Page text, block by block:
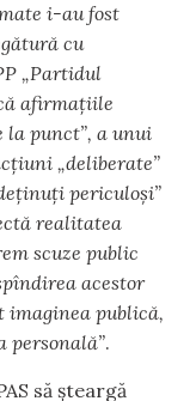
i-au fost
cu
„Partidul
afirmaţiile
la punct”, a unui
„deliberate”
periculoşi”
realitatea
scuze public
acestor
imaginea publică,
personală”.
să șteargă